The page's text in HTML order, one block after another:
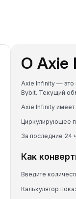
О Axie
Axie Infinity — это
Bybit. Текущий
Axie Infinity
Циркулирующее
За последние 24
Как
Введите
Калькулятор